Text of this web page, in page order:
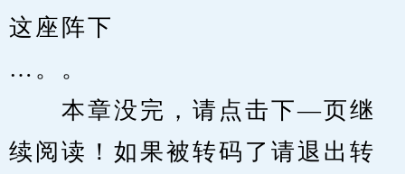
这座阵下
…。。
本章没完，请点击下—页继
续阅读！如果被转码了请退出转